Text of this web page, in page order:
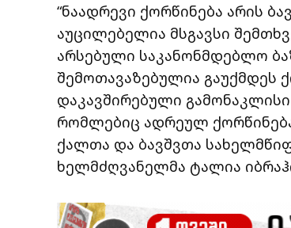
“ნაადრევი ქორწინება არის
აუცილებელია მსგავსი
არსებული საკანონმდებლო
შემოთავაზებულია გაუქმდეს
დაკავშირებული
რომლებიც ადრეულ
ქალთა და ბავშვთა
ხელმძღვანელმა ტალია